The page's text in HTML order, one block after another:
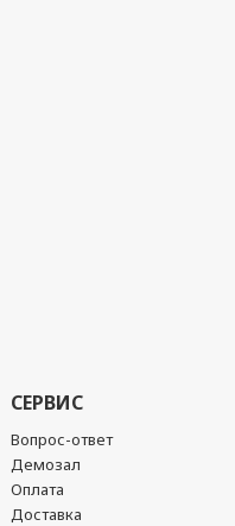
СЕРВИС
Вопрос-ответ
Демозал
Оплата
Доставка